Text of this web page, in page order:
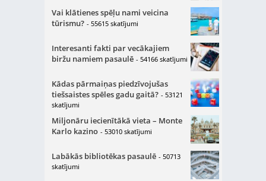
Vai klātienes spēļu nami veicina
tūrismu? - 55615 skatījumi
Interesanti fakti par vecākajiem
biržu namiem pasaulē - 54166 skatījumi
Kādas pārmaiņas piedzīvojušas
tiešsaistes spēles gadu gaitā? - 53121
skatījumi
Miljonāru iecienītākā vieta – Monte
Karlo kazino - 53010 skatījumi
Labākās bibliotēkas pasaulē - 50713
skatījumi